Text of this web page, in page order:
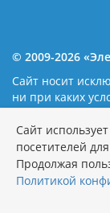
© 2009-2026
Сайт носит
ни при каких
кодекса
у наших
данных
Сайт
посетителей
Продолжая
Политикой